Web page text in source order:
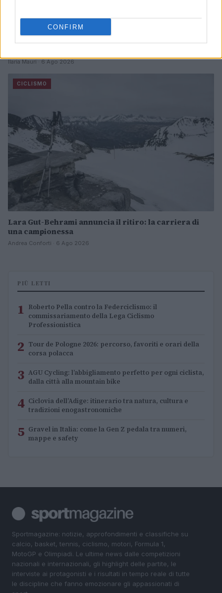
CONFIRM
Scopri l’equipaggiamento EKOI per pedalare più
Ilaria Mauri · 6 Ago 2026
CICLISMO
Lara Gut-Behrami annuncia il ritiro: la carriera di
una campionessa
Andrea Conforti · 6 Ago 2026
PIÙ LETTI
1 Roberto Pella contro la Federciclismo: il
commissariamento della Lega Ciclismo
Professionistica
2 Tour de Pologne 2026: percorso, favoriti e orari della
corsa polacca
3 AGU Cycling: l’abbigliamento perfetto per ogni ciclista,
dalla città alla mountain bike
4 Ciclovia dell’Adige: itinerario tra natura, cultura e
tradizioni enogastronomiche
5 Gravel in Italia: come la Gen Z pedala tra numeri,
mappe e safety
Sportmagazine: notizie, approfondimenti e classifiche su
calcio, basket, tennis, ciclismo, motori, Formula 1,
MotoGP e Olimpiadi. Le ultime news dalle competizioni
nazionali e internazionali, gli highlight delle partite, le
interviste ai protagonisti e i risultati in tempo reale di tutte
le discipline che fanno emozionare gli appassionati di